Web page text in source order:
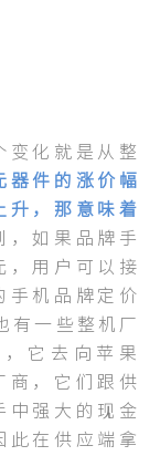
变化就是从整
器件的涨价幅
升 ，那意味着
，如果品牌手
用户可以接
手机品牌定价
有一些整机厂
它去向苹果
商，它们跟供
中强大的现金
此在供应端拿